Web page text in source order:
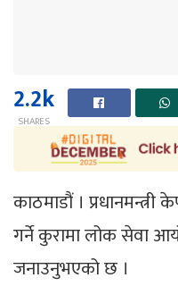
2.2k
SHARES
काठमाडौं ।
गर्ने कुरामा लोक सेवा
जनाउनुभएको छ ।